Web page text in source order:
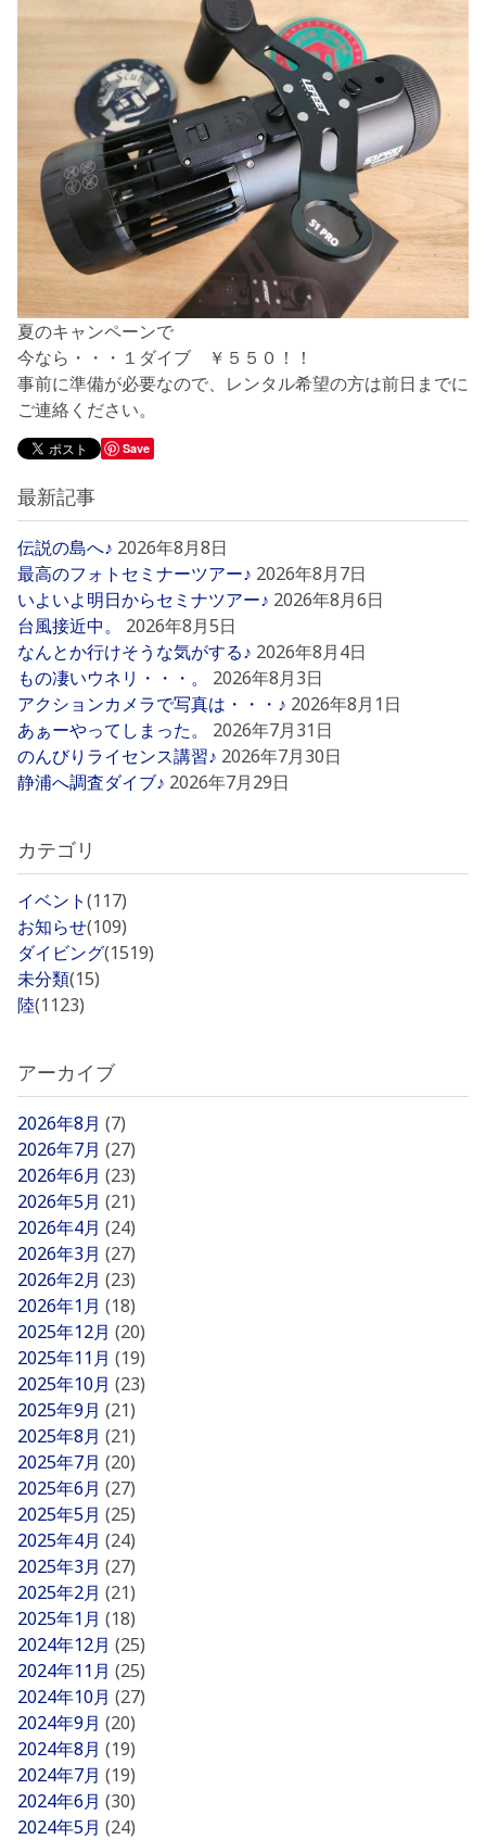
夏のキャンペーンで
今なら・・・１ダイブ ￥５５０！！
事前に準備が必要なので、レンタル希望の方は前日までに
ご連絡ください。
Save
最新記事
伝説の島へ♪ 2026年8月8日
最高のフォトセミナーツアー♪ 2026年8月7日
いよいよ明日からセミナツアー♪ 2026年8月6日
台風接近中。
2026年8月5日
なんとか行けそうな気がする♪ 2026年8月4日
もの凄いウネリ・・・。
2026年8月3日
アクションカメラで写真は・・・♪ 2026年8月1日
あぁーやってしまった。
2026年7月31日
のんびりライセンス講習♪ 2026年7月30日
静浦へ調査ダイブ♪ 2026年7月29日
カテゴリ
イベント(117)
お知らせ(109)
ダイビング(1519)
未分類(15)
陸(1123)
アーカイブ
2026年8月 (7)
2026年7月 (27)
2026年6月 (23)
2026年5月 (21)
2026年4月 (24)
2026年3月 (27)
2026年2月 (23)
2026年1月 (18)
2025年12月 (20)
2025年11月 (19)
2025年10月 (23)
2025年9月 (21)
2025年8月 (21)
2025年7月 (20)
2025年6月 (27)
2025年5月 (25)
2025年4月 (24)
2025年3月 (27)
2025年2月 (21)
2025年1月 (18)
2024年12月 (25)
2024年11月 (25)
2024年10月 (27)
2024年9月 (20)
2024年8月 (19)
2024年7月 (19)
2024年6月 (30)
2024年5月 (24)